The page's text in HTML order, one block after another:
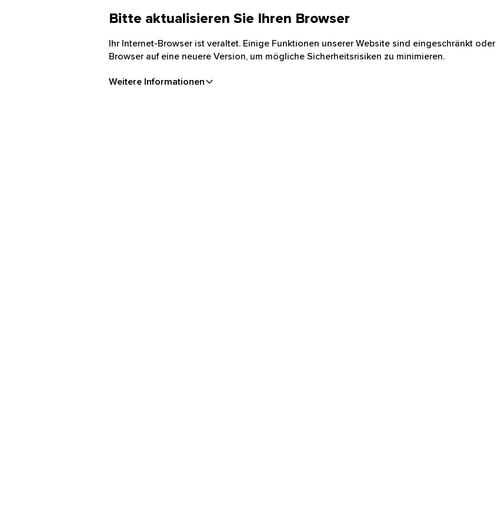
Bitte aktualisieren Sie Ihren Browser
Ihr Internet-Browser ist veraltet. Einige Funktionen unserer Website sind eingeschränkt
Browser auf eine neuere Version, um mögliche Sicherheitsrisiken zu minimieren.
Weitere Informationen